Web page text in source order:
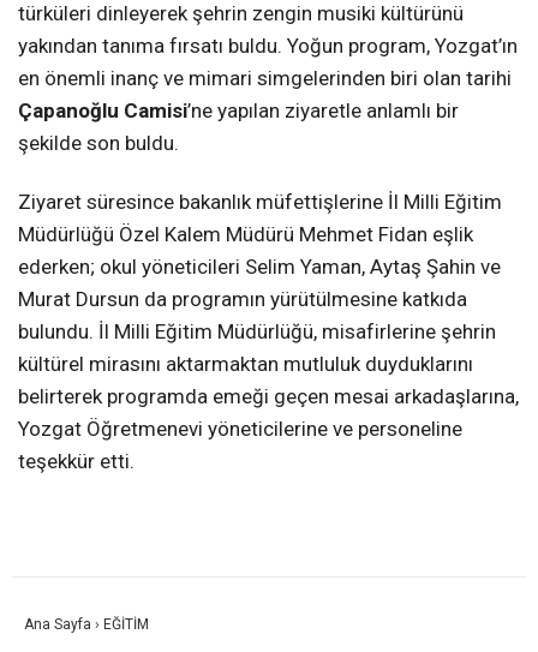
türküleri dinleyerek şehrin zengin musiki kültürünü
yakından tanıma fırsatı buldu. Yoğun program, Yozgat’ın
en önemli inanç ve mimari simgelerinden biri olan tarihi
Çapanoğlu Camisi’ne yapılan ziyaretle anlamlı bir
şekilde son buldu.
Ziyaret süresince bakanlık müfettişlerine İl Milli Eğitim
Müdürlüğü Özel Kalem Müdürü Mehmet Fidan eşlik
ederken; okul yöneticileri Selim Yaman, Aytaş Şahin ve
Murat Dursun da programın yürütülmesine katkıda
bulundu. İl Milli Eğitim Müdürlüğü, misafirlerine şehrin
kültürel mirasını aktarmaktan mutluluk duyduklarını
belirterek programda emeği geçen mesai arkadaşlarına,
Yozgat Öğretmenevi yöneticilerine ve personeline
teşekkür etti.
Ana Sayfa › EĞİTİM